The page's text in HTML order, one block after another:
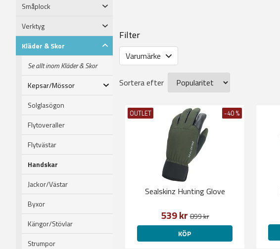
Småplock
Verktyg
Kläder & Skor
Se allt inom Kläder & Skor
Kepsar/Mössor
Solglasögon
Flytoveraller
Flytvästar
Handskar
Jackor/Västar
Byxor
Kängor/Stövlar
Strumpor
Filter
Varumärke
Sortera efter
OUTLET -40 %
Sealskinz Hunting Glove
539 kr899 kr
KÖP